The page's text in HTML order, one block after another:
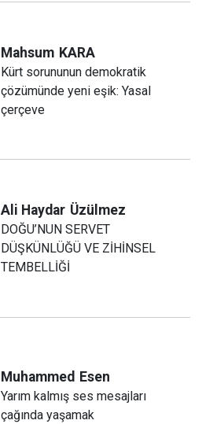
Mahsum KARA
Kürt sorununun demokratik
çözümünde yeni eşik: Yasal
çerçeve
Ali Haydar Üzülmez
DOĞU’NUN SERVET
DÜŞKÜNLÜĞÜ VE ZİHİNSEL
TEMBELLİĞİ
Muhammed Esen
Yarım kalmış ses mesajları
çağında yaşamak